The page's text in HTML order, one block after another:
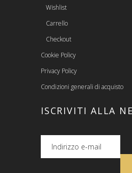
Wishlist
Carrello
Checkout
Cookie Policy
Privacy Policy
Condizioni generali di acquisto
ISCRIVITI ALLA